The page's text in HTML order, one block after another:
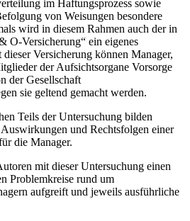
im Haftungsprozess sowie
von Weisungen besondere
wird in diesem Rahmen auch der in
O-Versicherung“ ein eigenes
Versicherung können Manager,
der Aufsichtsorgane Vorsorge
der Gesellschaft
sie geltend gemacht werden.
Teils der Untersuchung bilden
und Rechtsfolgen einer
die Manager.
mit dieser Untersuchung einen
Problemkreise rund um
aufgreift und jeweils ausführliche